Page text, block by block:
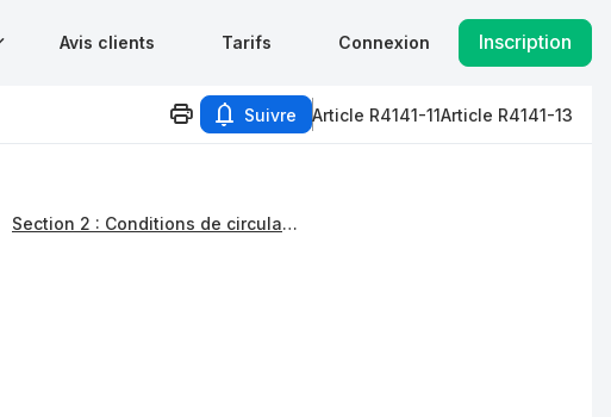
Avis clients Tarifs Connexion Inscription
Suivre Article R4141-11Article R4141-13
Section 2 : Conditions de circulation